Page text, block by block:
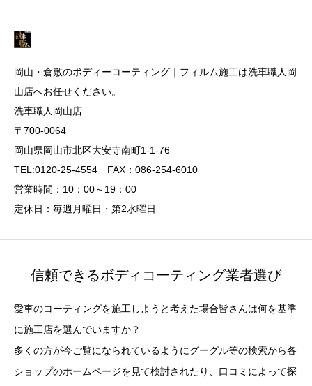
岡山・倉敷のボディーコーティング｜フィルム施工は洗車職人岡
山店へお任せください。
洗車職人岡山店
〒700-0064
岡山県岡山市北区大安寺南町1-1-76
TEL:0120-25-4554 FAX：086-254-6010
営業時間：10：00～19：00
定休日：毎週月曜日・第2水曜日
信頼できるボディコーティング業者選び
愛車のコーティングを施工しようと考えた場合皆さんは何を基準
に施工店を選んでいますか？
多くの方が今ご覧になられているようにグーグル等の検索から各
ショップのホームページを見て検討されたり、口コミによって探